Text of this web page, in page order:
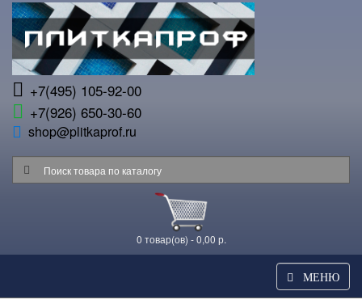
+7(495) 105-92-00
+7(926) 650-30-60
shop@plitkaprof.ru
0 товар(ов) - 0,00 р.
МЕНЮ